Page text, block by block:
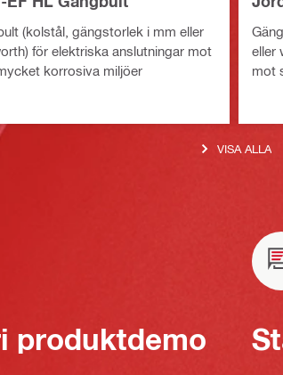
(kolstål, gängstorlek i mm eller
för elektriska anslutningar mot
korrosiva miljöer
eller
mot
VISA ALLA
produktdemo